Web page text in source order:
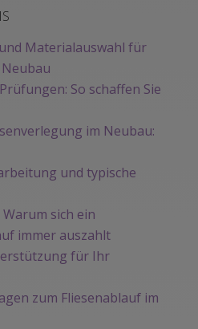
Materialauswahl für
So schaffen Sie
im Neubau:
und typische
sich ein
immer auszahlt
für Ihr
zum Fliesenablauf im